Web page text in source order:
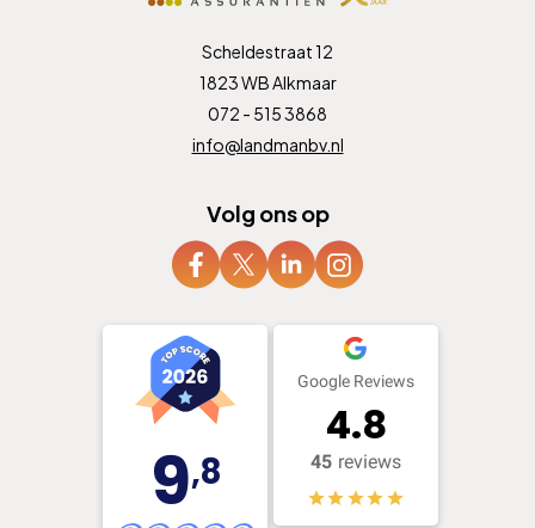
Scheldestraat 12
1823 WB Alkmaar
072 - 515 3868
info@landmanbv.nl
Volg ons op
9,8
Google Reviews
4.8
45 reviews